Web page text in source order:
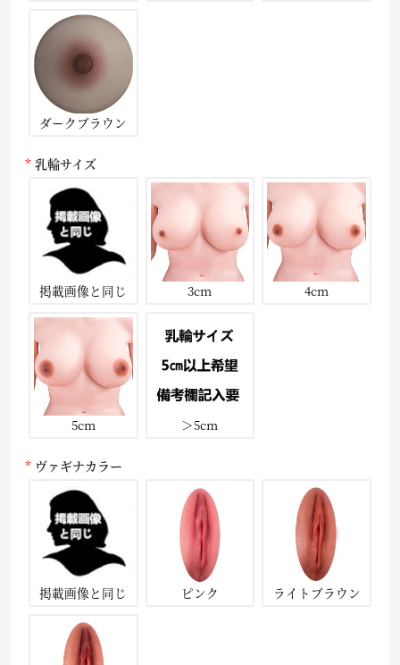
ダークブラウン
乳輪サイズ
掲載画像と同じ 3cm 4cm
5cm ＞5cm
ヴァギナカラー
掲載画像と同じ ピンク ライトブラウン